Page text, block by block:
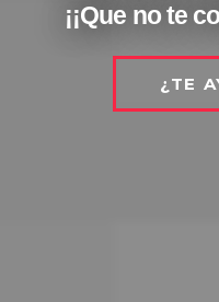
¡¡Que no te
¿TE